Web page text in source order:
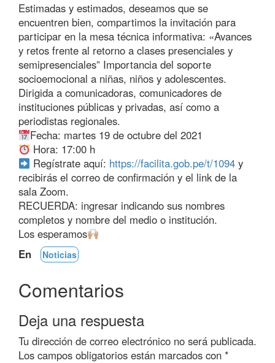
Estimadas y estimados, deseamos que se
encuentren bien, compartimos la invitación para
participar en la mesa técnica informativa: «Avances
y retos frente al retorno a clases presenciales y
semipresenciales” Importancia del soporte
socioemocional a niñas, niños y adolescentes.
Dirigida a comunicadoras, comunicadores de
instituciones públicas y privadas, así como a
periodistas regionales.
Fecha: martes 19 de octubre del 2021
Hora: 17:00 h
Regístrate aquí: https://facilita.gob.pe/t/1094 y
recibirás el correo de confirmación y el link de la
sala Zoom.
RECUERDA: ingresar indicando sus nombres
completos y nombre del medio o institución.
Los esperamos
En
Noticias
Comentarios
Deja una respuesta
Tu dirección de correo electrónico no será publicada.
Los campos obligatorios están marcados con *